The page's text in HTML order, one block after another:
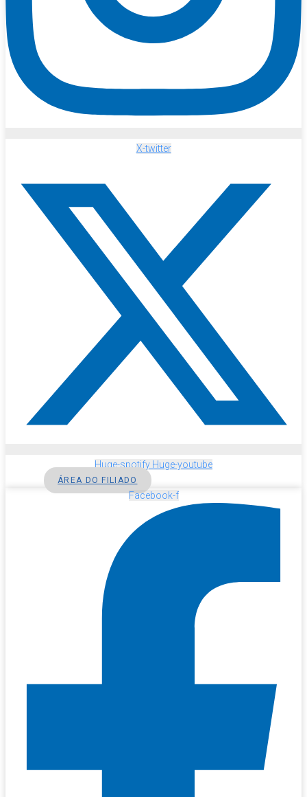
X-twitter
Huge-spotify Huge-youtube
ÁREA DO FILIADO
Facebook-f